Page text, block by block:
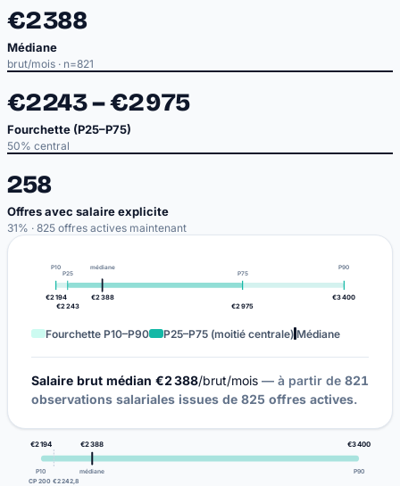
TR Türkçe
BG Български
AR
HU Magyar
Српски
HR
€2 388
Médiane
brut/mois · n=821
€2 243 – €2 975
Fourchette (P25–P75)
50% central
258
Offres avec salaire explicite
31% · 825 offres actives maintenant
P10
€2 194
P25
€2 243
médiane
€2 388
P75
€2 975
P90
€3 400
Fourchette P10–P90 P25–P75 (moitié centrale) Médiane
Salaire brut médian €2 388/brut/mois — à partir de 821
observations salariales issues de 825 offres actives.
€2 194
P10
€2 388
médiane
€3 400
P90
CP 200 €2 242,8